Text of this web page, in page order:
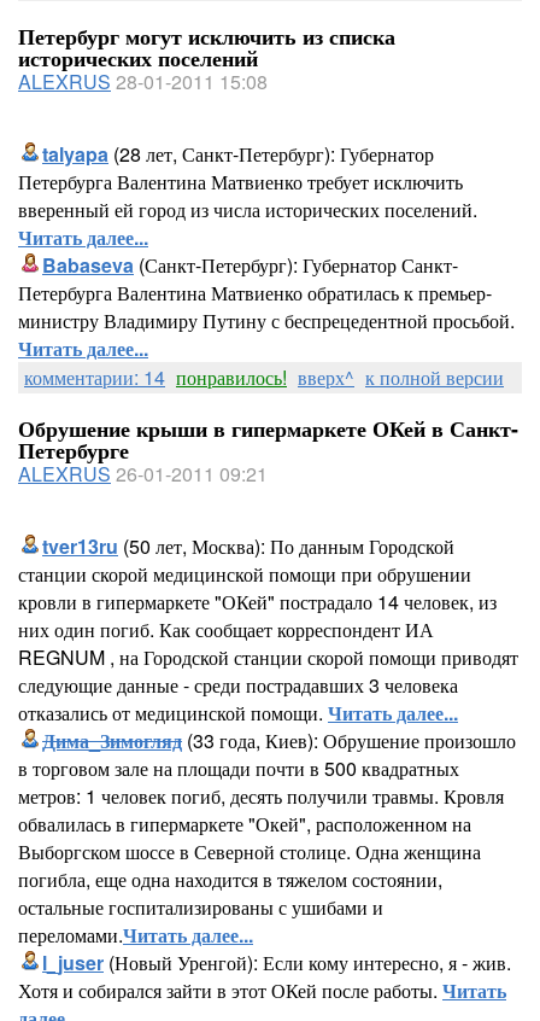
Петербург могут исключить из списка
исторических поселений
ALEXRUS 28-01-2011 15:08
talyapa (28 лет, Санкт-Петербург): Губернатор
Петербурга Валентина Матвиенко требует исключить
вверенный ей город из числа исторических поселений.
Читать далее...
Babaseva (Санкт-Петербург): Губернатор Санкт-
Петербурга Валентина Матвиенко обратилась к премьер-
министру Владимиру Путину с беспрецедентной просьбой.
Читать далее...
комментарии: 14 понравилось! вверх^ к полной версии
Обрушение крыши в гипермаркете ОКей в Санкт-
Петербурге
ALEXRUS 26-01-2011 09:21
tver13ru (50 лет, Москва): По данным Городской
станции скорой медицинской помощи при обрушении
кровли в гипермаркете "ОКей" пострадало 14 человек, из
них один погиб. Как сообщает корреспондент ИА
REGNUM , на Городской станции скорой помощи приводят
следующие данные - среди пострадавших 3 человека
отказались от медицинской помощи. Читать далее...
Дима_Зимогляд (33 года, Киев): Обрушение произошло
в торговом зале на площади почти в 500 квадратных
метров: 1 человек погиб, десять получили травмы. Кровля
обвалилась в гипермаркете "Окей", расположенном на
Выборгском шоссе в Северной столице. Одна женщина
погибла, еще одна находится в тяжелом состоянии,
остальные госпитализированы с ушибами и
переломами.Читать далее...
l_juser (Новый Уренгой): Если кому интересно, я - жив.
Хотя и собирался зайти в этот ОКей после работы. Читать